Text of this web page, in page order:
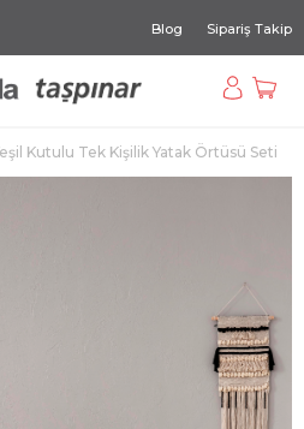
Blog Sipariş Takip
Kutulu Tek Kişilik Yatak Örtüsü Seti